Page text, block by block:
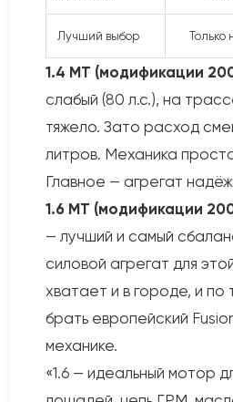
Лучший выбор Только
1.4 MT (модификации
слабый (80 л.с.), на
тяжело. Зато расход
литров. Механика
Главное — агрегат
1.6 MT (модификации
— лучший и самый
силовой агрегат для
хватает и в городе, и по
брать европейский
механике.
«1.6 — идеальный мотор